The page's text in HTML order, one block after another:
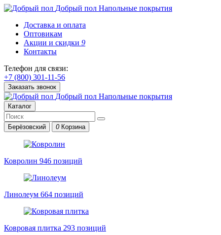
Добрый пол Напольные покрытия
Доставка и оплата
Оптовикам
Акции и скидки 9
Контакты
Телефон для связи:
+7 (800) 301-11-56
Заказать звонок
Добрый пол Напольные покрытия
Каталог
Берёзовский 0 Корзина
Ковролин 946 позиций
Линолеум 664 позиций
Ковровая плитка 293 позиций